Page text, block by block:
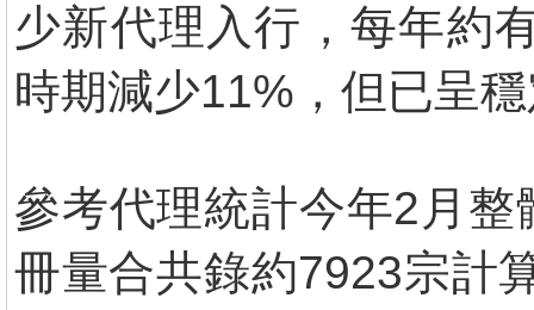
少新代理入行，每年約
時期減少11%，但已呈
參考代理統計今年2月
冊量合共錄約7923宗計